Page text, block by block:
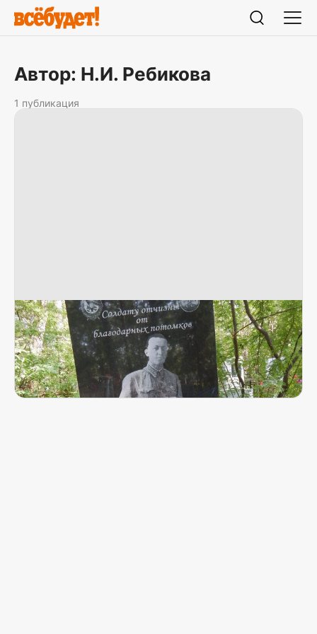
Автор: Н.И. Ребикова
1 публикация
Установлен памятник санинструктору
Жители села Большое Трифоново отдали
почести Солдату Отчизны
7 августа 2017, 14:58